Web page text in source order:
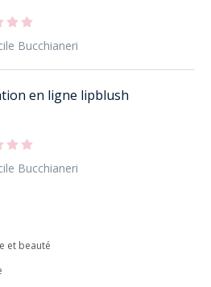
Bucchianeri
en ligne lipblush
Bucchianeri
et beauté